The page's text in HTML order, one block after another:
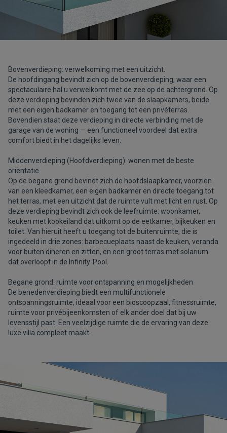
Bovenverdieping: verwelkoming met een uitzicht.
De hoofdingang bevindt zich op de bovenverdieping, waar een
spectaculaire hal u verwelkomt met de zee op de achtergrond. Op
deze verdieping bevinden zich twee van de slaapkamers, beide
met een eigen badkamer en toegang tot een privéterras.
Bovendien staat deze verdieping in directe verbinding met de
garage van de woning — een functioneel voordeel dat extra
comfort biedt in het dagelijks leven.
Middenverdieping (Hoofdverdieping): wonen met de beste
oriëntatie
Op de begane grond bevindt zich de hoofdslaapkamer, voorzien
van een kleedkamer, een eigen badkamer en directe toegang tot
het terras, met een uitzicht dat de ruimte vult met licht en rust. Op
deze verdieping bevindt zich ook de leefruimte: woonkamer,
keuken met kookeiland dat uitkomt op de eetkamer, bijkeuken en
toilet. Van hieruit heeft u toegang tot de buitenruimte, die is
ingedeeld in drie zones: barbecueplaats naast de keuken, veranda
voor buiten dineren en zitten, en een groot terras met solarium
dat overloopt in de Infinity-Pool.
Begane grond: ruimte voor ontspanning en mogelijkheden
De benedenverdieping biedt een multifunctionele
ontspanningsruimte, ideaal voor een bioscoopzaal, fitnessruimte,
ruimte voor privébijeenkomsten of elk ander doel dat bij uw
levensstijl past. Een veelzijdige ruimte die de ervaring van deze
luxe villa compleet maakt.